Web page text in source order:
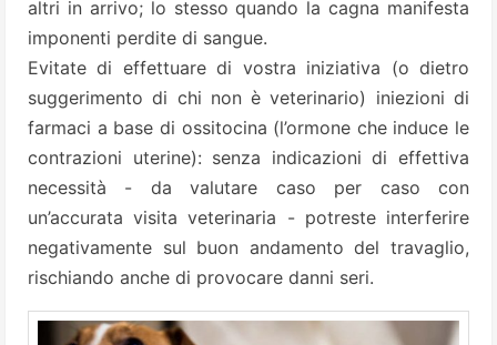
altri in arrivo; lo stesso quando la cagna manifesta
imponenti perdite di sangue.
Evitate di effettuare di vostra iniziativa (o dietro
suggerimento di chi non è veterinario) iniezioni di
farmaci a base di ossitocina (l’ormone che induce le
contrazioni uterine): senza indicazioni di effettiva
necessità - da valutare caso per caso con
un’accurata visita veterinaria - potreste interferire
negativamente sul buon andamento del travaglio,
rischiando anche di provocare danni seri.